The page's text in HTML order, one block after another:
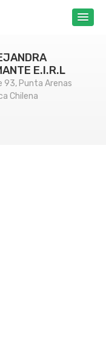
E.I.R.L
93, Punta Arenas
Chilena